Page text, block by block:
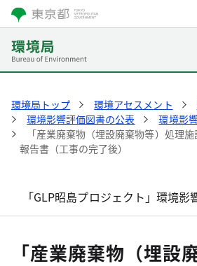
環境局トップ 環境アセスメント
環境影響評価図書の公表
環境影
「産業廃棄物（埋設廃棄物等）処理
報告書（工事の完了後）
「GLP昭島プロジェクト」環境影
「産業廃棄物（埋設